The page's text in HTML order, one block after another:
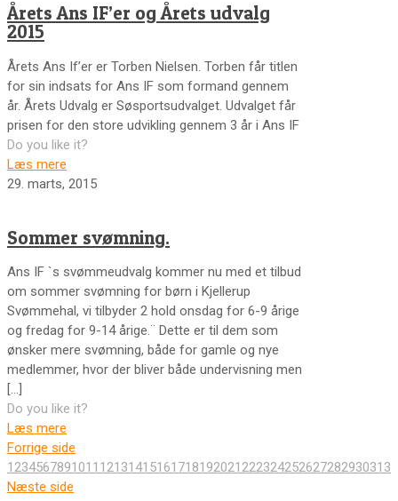
Årets Ans IF’er og Årets udvalg
2015
Årets Ans If’er er Torben Nielsen. Torben får titlen
for sin indsats for Ans IF som formand gennem
år. Årets Udvalg er Søsportsudvalget. Udvalget får
prisen for den store udvikling gennem 3 år i Ans IF
Do you like it?
Læs mere
29. marts, 2015
Sommer svømning.
Ans IF `s svømmeudvalg kommer nu med et tilbud
om sommer svømning for børn i Kjellerup
Svømmehal, vi tilbyder 2 hold onsdag for 6-9 årige
og fredag for 9-14 årige.¨ Dette er til dem som
ønsker mere svømning, både for gamle og nye
medlemmer, hvor der bliver både undervisning men
[…]
Do you like it?
Læs mere
Forrige side
1 234567891011 12131415161718192021 22232425262728293031 32
Næste side